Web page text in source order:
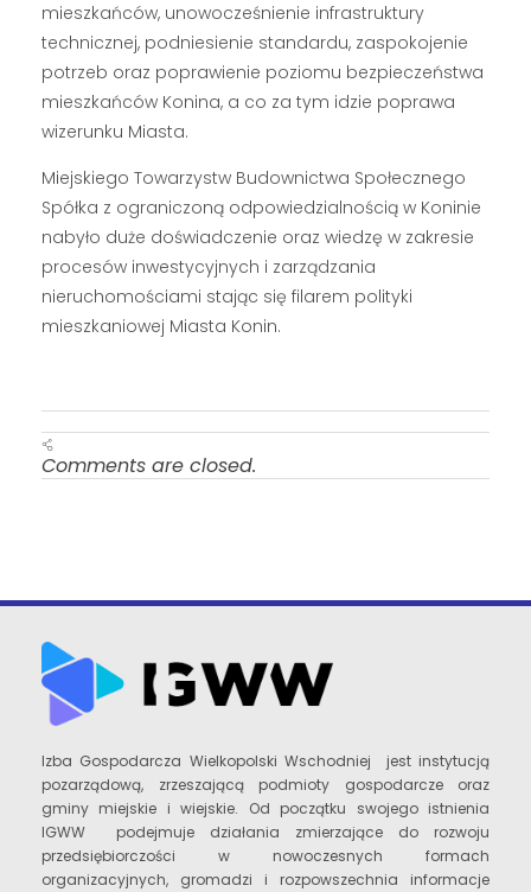
mieszkańców, unowocześnienie infrastruktury
technicznej, podniesienie standardu, zaspokojenie
potrzeb oraz poprawienie poziomu bezpieczeństwa
mieszkańców Konina, a co za tym idzie poprawa
wizerunku Miasta.
Miejskiego Towarzystw Budownictwa Społecznego
Spółka z ograniczoną odpowiedzialnością w Koninie
nabyło duże doświadczenie oraz wiedzę w zakresie
procesów inwestycyjnych i zarządzania
nieruchomościami stając się filarem polityki
mieszkaniowej Miasta Konin.
Comments are closed.
Izba Gospodarcza Wielkopolski Wschodniej jest instytucją
pozarządową, zrzeszającą podmioty gospodarcze oraz
gminy miejskie i wiejskie. Od początku swojego istnienia
IGWW podejmuje działania zmierzające do rozwoju
przedsiębiorczości w nowoczesnych formach
organizacyjnych, gromadzi i rozpowszechnia informacje